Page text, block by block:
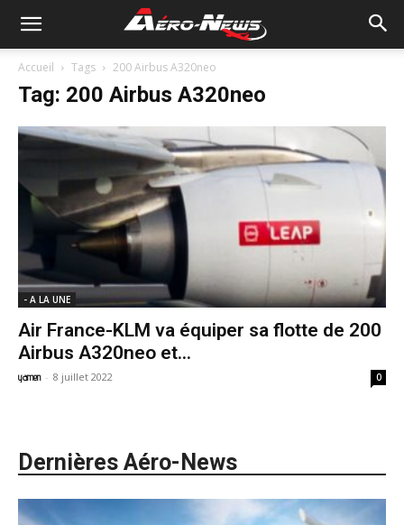
Accueil Tags 200 Airbus A320neo
Tag: 200 Airbus A320neo
- A LA UNE
Air France-KLM va équiper sa flotte de 200
Airbus A320neo et...
yamen - 8 juillet 2022 0
Dernières Aéro-News